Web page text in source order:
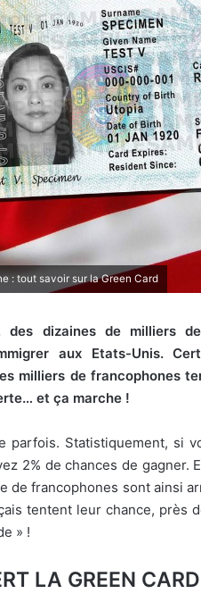
u
r
r
i
e
l
: tout savoir sur la Green Card
des dizaines de milliers
aux Etats-Unis.
milliers de francophones
et ça marche !
parfois. Statistiquement, si
2% de chances de
de francophones sont ainsi
tentent leur chance, près
» !
LA GREEN CARD